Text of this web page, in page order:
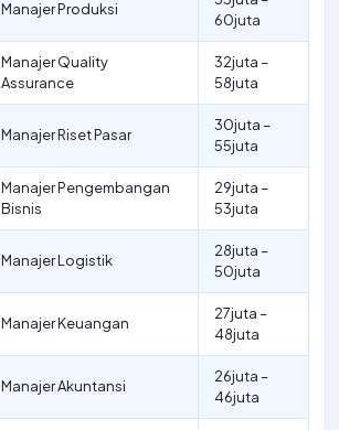
Manajer Produksi
60juta
Manajer Quality
Assurance
32juta –
58juta
Manajer Riset Pasar
30juta –
55juta
Manajer Pengembangan
Bisnis
29juta –
53juta
Manajer Logistik
28juta –
50juta
Manajer Keuangan
27juta –
48juta
Manajer Akuntansi
26juta –
46juta